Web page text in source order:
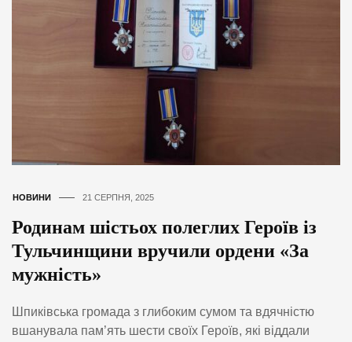
НОВИНИ 21 СЕРПНЯ, 2025
Родинам шістьох полеглих Героїв із
Тульчинщини вручили ордени «За
мужність»
Шпиківська громада з глибоким сумом та вдячністю
вшанувала пам’ять шести своїх Героїв, які віддали